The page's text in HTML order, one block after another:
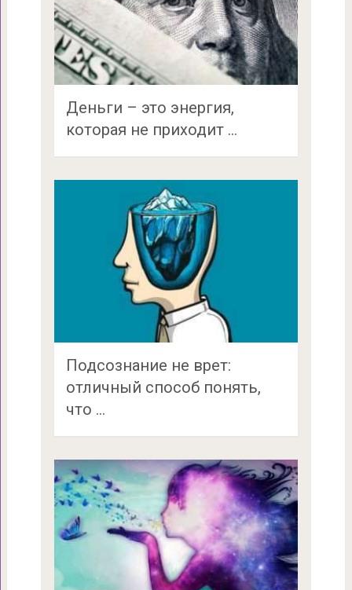
Деньги – это энергия,
которая не приходит …
Подсознание не врет:
отличный способ понять,
что …